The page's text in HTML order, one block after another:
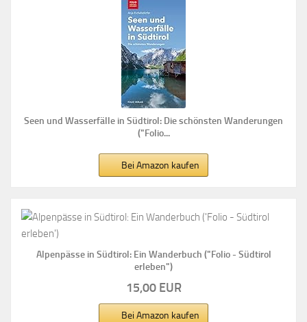
Seen und Wasserfälle in Südtirol: Die schönsten Wanderungen
("Folio...
Bei Amazon kaufen
Alpenpässe in Südtirol: Ein Wanderbuch ("Folio - Südtirol
erleben")
15,00 EUR
Bei Amazon kaufen